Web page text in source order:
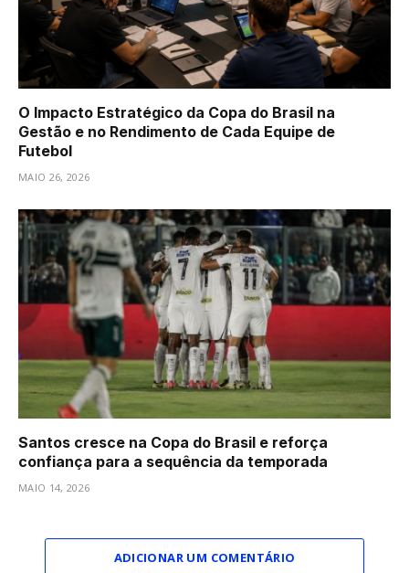
O Impacto Estratégico da Copa do Brasil na
Gestão e no Rendimento de Cada Equipe de
Futebol
MAIO 26, 2026
Santos cresce na Copa do Brasil e reforça
confiança para a sequência da temporada
MAIO 14, 2026
ADICIONAR UM COMENTÁRIO